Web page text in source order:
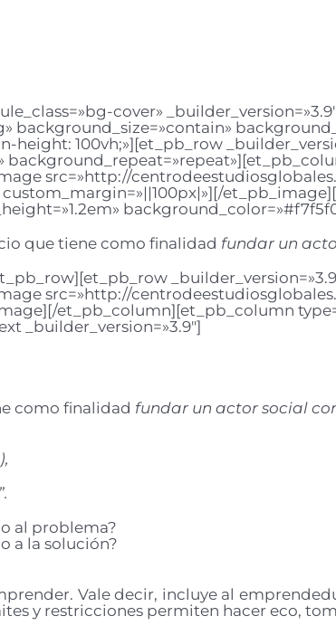
cover»
background_size=»contain»
height: 100vh;»][et_pb_row
src=»http://
que tiene como finalidad fundar un
src=»http://
et_pb_column][et_pb_column
_builder_version=»3.9″]
como finalidad fundar un actor social
al problema?
a la solución?
Vale decir, incluye al
y restricciones permiten hacer eco,